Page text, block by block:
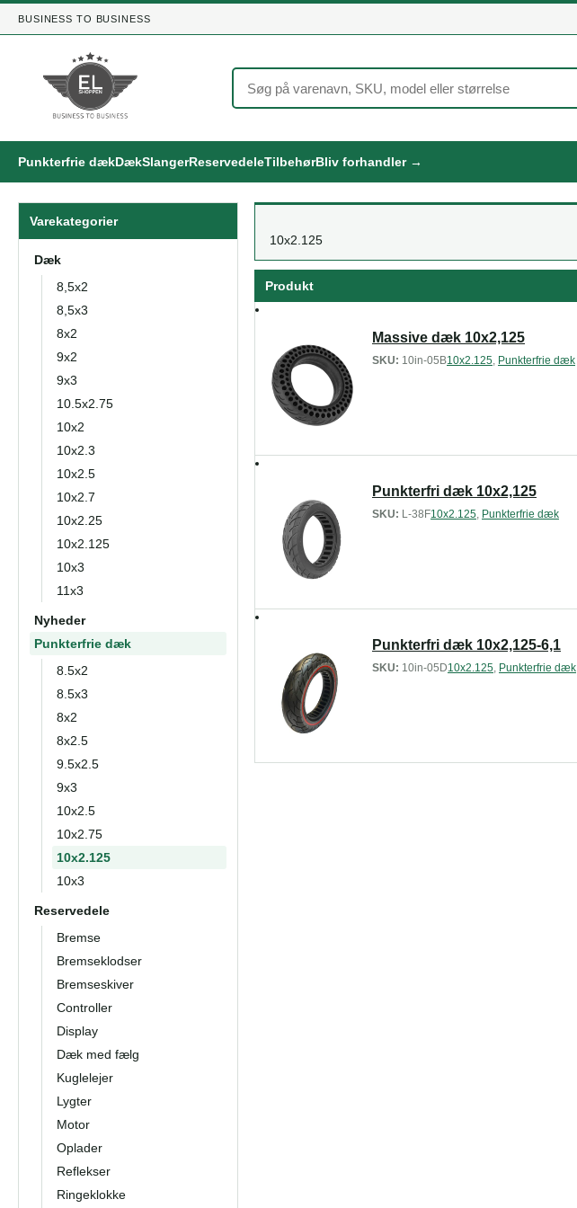
BUSINESS TO BUSINESS
Punkterfrie dækDækSlangerReservedeleTilbehørBliv forhandler →
Varekategorier
Dæk
8,5x2
8,5x3
8x2
9x2
9x3
10.5x2.75
10x2
10x2.3
10x2.5
10x2.7
10x2.25
10x2.125
10x3
11x3
Nyheder
Punkterfrie dæk
8.5x2
8.5x3
8x2
8x2.5
9.5x2.5
9x3
10x2.5
10x2.75
10x2.125
10x3
Reservedele
Bremse
Bremseklodser
Bremseskiver
Controller
Display
Dæk med fælg
Kuglelejer
Lygter
Motor
Oplader
Reflekser
Ringeklokke
10x2.125
Produkt
Massive dæk 10x2,125
SKU: 10in-05B10x2.125, Punkterfrie dæk
Punkterfri dæk 10x2,125
SKU: L-38F10x2.125, Punkterfrie dæk
Punkterfri dæk 10x2,125-6,1
SKU: 10in-05D10x2.125, Punkterfrie dæk